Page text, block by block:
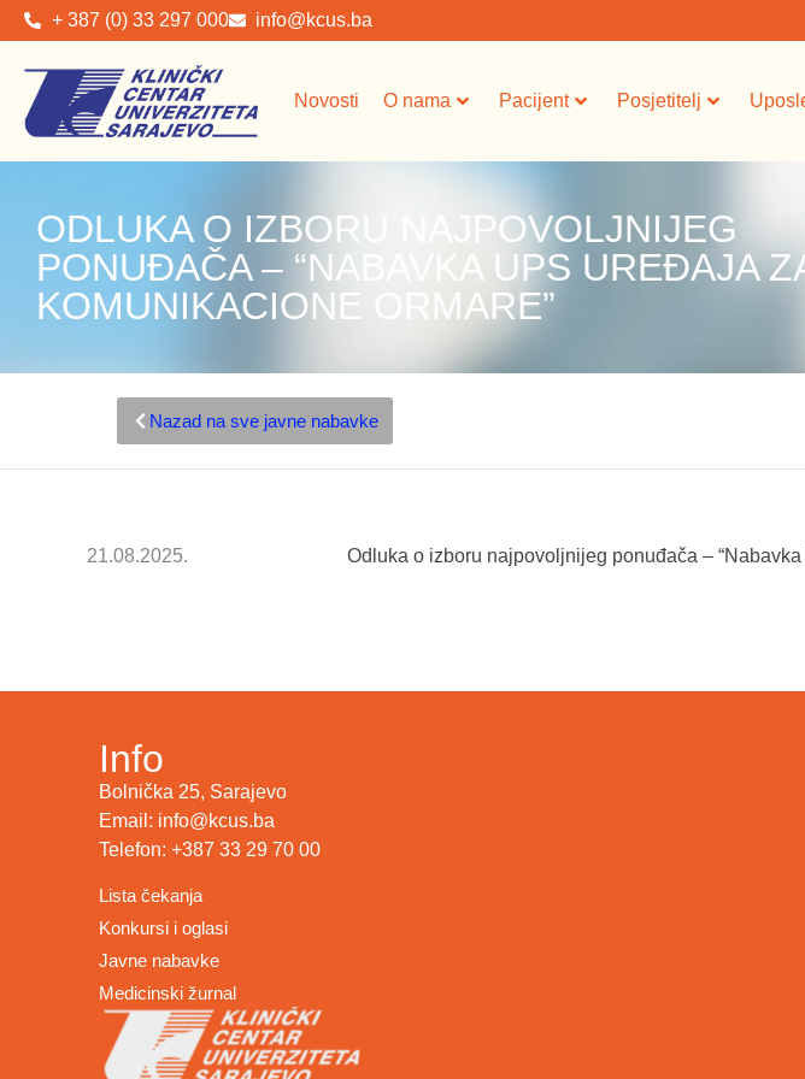
+ 387 (0) 33 297 000 info@kcus.ba
Novosti O nama Pacijent Posjetitelj
ODLUKA O IZBORU NAJPOVOLJNIJEG
PONUĐAČA – “NABAVKA UPS UREĐAJA
KOMUNIKACIONE ORMARE”
Nazad na sve javne nabavke
21.08.2025. Odluka o izboru najpovoljnijeg ponuđača –
Info
Bolnička 25, Sarajevo
Email: info@kcus.ba
Telefon: +387 33 29 70 00
Lista čekanja
Konkursi i oglasi
Javne nabavke
Medicinski žurnal